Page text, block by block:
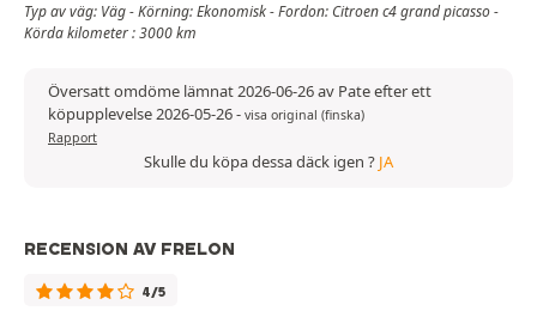
Typ av väg: Väg - Körning: Ekonomisk - Fordon: Citroen c4 grand picasso -
Körda kilometer : 3000 km
Översatt omdöme lämnat 2026-06-26 av Pate efter ett
köpupplevelse 2026-05-26- visa original (finska)
Rapport
Skulle du köpa dessa däck igen ? JA
RECENSION AV FRELON
4/5